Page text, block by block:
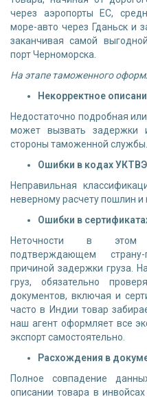
через аэропорты ЕС,
море-авто через Гданьск и
заканчивая самой
порт Черноморска.
На этапе таможенного
Некорректное
Недостаточно подробная
может вызвать задержки
стороны таможенной службы.
Ошибки в кодах
Неправильная
неверному расчету пошлин и
Ошибки в
Неточности в этом
подтверждающем
причиной задержки груза.
груз, обязательно
документов, включая и
часто в Индии товар
наш агент оформляет все
экспорт самостоятельно.
Расхождения в
Полное совпадение
описании товара в